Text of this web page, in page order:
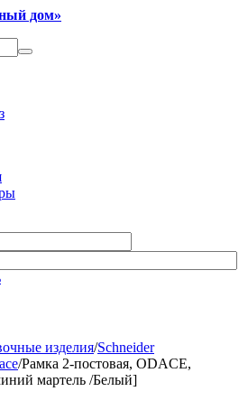
дом»
изделия/Schneider
/Рамка 2-постовая, ODACE,
мартель /Белый]